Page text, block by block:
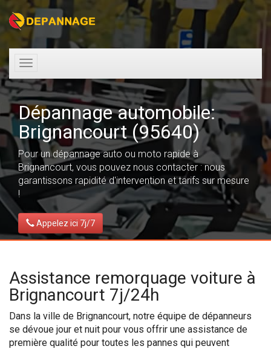
Toggle
navigation
Dépannage automobile:
Brignancourt (95640)
Pour un dépannage auto ou moto rapide à
Brignancourt, vous pouvez nous contacter : nous
garantissons rapidité d'intervention et tarifs sur mesure
!
Appelez ici 7j/7
Assistance remorquage voiture à
Brignancourt 7j/24h
Dans la ville de Brignancourt, notre équipe de dépanneurs
se dévoue jour et nuit pour vous offrir une assistance de
première qualité pour toutes les pannes qui peuvent